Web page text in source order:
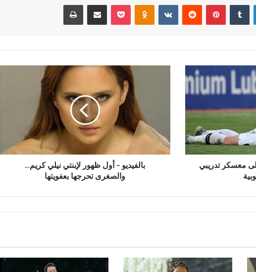
لينكدإن بينتيريست Odnoklassniki
‫Pocket مشاركة عبر البريد طباعة
معسكر تدريبي
كريم..
والصغرى
تحرجها
بالفيديو - أول ظهور لإبنتي نيلي كريم..
والصغرى تحرجها بعفويتها